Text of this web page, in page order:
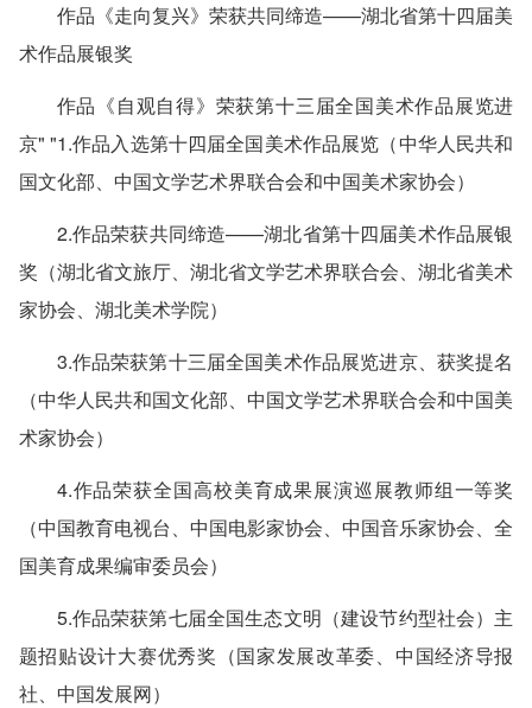
作品《走向复兴》荣获共同缔造——湖北省第十四届美
术作品展银奖
作品《自观自得》荣获第十三届全国美术作品展览进
京" "1.作品入选第十四届全国美术作品展览（中华人民共和
国文化部、中国文学艺术界联合会和中国美术家协会）
2.作品荣获共同缔造——湖北省第十四届美术作品展银
奖（湖北省文旅厅、湖北省文学艺术界联合会、湖北省美术
家协会、湖北美术学院）
3.作品荣获第十三届全国美术作品展览进京、获奖提名
（中华人民共和国文化部、中国文学艺术界联合会和中国美
术家协会）
4.作品荣获全国高校美育成果展演巡展教师组一等奖
（中国教育电视台、中国电影家协会、中国音乐家协会、全
国美育成果编审委员会）
5.作品荣获第七届全国生态文明（建设节约型社会）主
题招贴设计大赛优秀奖（国家发展改革委、中国经济导报
社、中国发展网）